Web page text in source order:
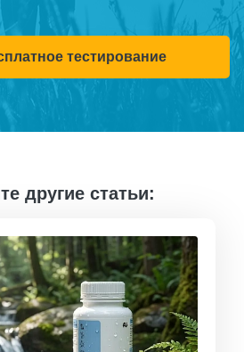
тестирование
другие статьи: